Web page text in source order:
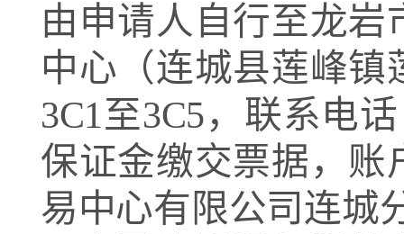
由申请人自行至龙
中心（连城县莲峰镇
3C1至3C5，联系电
保证金缴交票据，账
易中心有限公司连城